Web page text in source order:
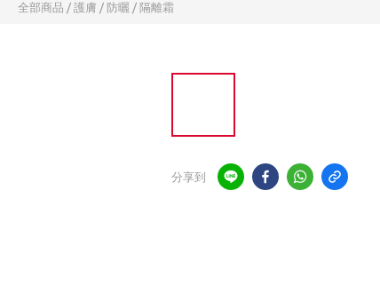
全部商品 / 護膚 / 防曬 / 隔離霜
分享到